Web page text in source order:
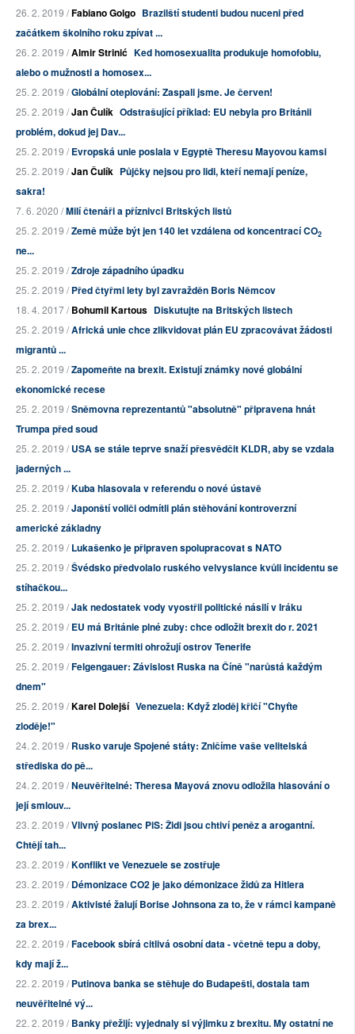
26. 2. 2019 /Fabiano Golgo Brazilští studenti budou nuceni před
začátkem školního roku zpívat ...
26. 2. 2019 /Almir Strinić Ked homosexualita produkuje homofobiu,
alebo o mužnosti a homosex...
25. 2. 2019 /Globální oteplování: Zaspali jsme. Je červen!
25. 2. 2019 /Jan Čulík Odstrašující příklad: EU nebyla pro Británii
problém, dokud jej Dav...
25. 2. 2019 /Evropská unie poslala v Egyptě Theresu Mayovou kamsi
25. 2. 2019 /Jan Čulík Půjčky nejsou pro lidi, kteří nemají peníze,
sakra!
7. 6. 2020 /Milí čtenáři a příznivci Britských listů
25. 2. 2019 /Země může být jen 140 let vzdálena od koncentrací CO2
ne...
25. 2. 2019 /Zdroje západního úpadku
25. 2. 2019 /Před čtyřmi lety byl zavražděn Boris Němcov
18. 4. 2017 /Bohumil Kartous Diskutujte na Britských listech
25. 2. 2019 /Africká unie chce zlikvidovat plán EU zpracovávat žádosti
migrantů ...
25. 2. 2019 /Zapomeňte na brexit. Existují známky nové globální
ekonomické recese
25. 2. 2019 /Sněmovna reprezentantů "absolutně" připravena hnát
Trumpa před soud
25. 2. 2019 /USA se stále teprve snaží přesvědčit KLDR, aby se vzdala
jaderných ...
25. 2. 2019 /Kuba hlasovala v referendu o nové ústavě
25. 2. 2019 /Japonští voliči odmítli plán stěhování kontroverzní
americké základny
25. 2. 2019 /Lukašenko je připraven spolupracovat s NATO
25. 2. 2019 /Švédsko předvolalo ruského velvyslance kvůli incidentu se
stíhačkou...
25. 2. 2019 /Jak nedostatek vody vyostřil politické násilí v Iráku
25. 2. 2019 /EU má Británie plné zuby: chce odložit brexit do r. 2021
25. 2. 2019 /Invazivní termiti ohrožují ostrov Tenerife
25. 2. 2019 /Felgengauer: Závislost Ruska na Číně "narůstá každým
dnem"
25. 2. 2019 /Karel Dolejší Venezuela: Když zloděj křičí "Chyťte
zloděje!"
24. 2. 2019 /Rusko varuje Spojené státy: Zničíme vaše velitelská
střediska do pě...
24. 2. 2019 /Neuvěřitelné: Theresa Mayová znovu odložila hlasování o
její smlouv...
23. 2. 2019 /Vlivný poslanec PiS: Židi jsou chtiví peněz a arogantní.
Chtějí tah...
23. 2. 2019 /Konflikt ve Venezuele se zostřuje
23. 2. 2019 /Démonizace CO2 je jako démonizace židů za Hitlera
23. 2. 2019 /Aktivisté žalují Borise Johnsona za to, že v rámci kampaně
za brex...
22. 2. 2019 /Facebook sbírá citlivá osobní data - včetně tepu a doby,
kdy mají ž...
22. 2. 2019 /Putinova banka se stěhuje do Budapešti, dostala tam
neuvěřitelné vý...
22. 2. 2019 /Banky přežijí: vyjednaly si výjimku z brexitu. My ostatní ne